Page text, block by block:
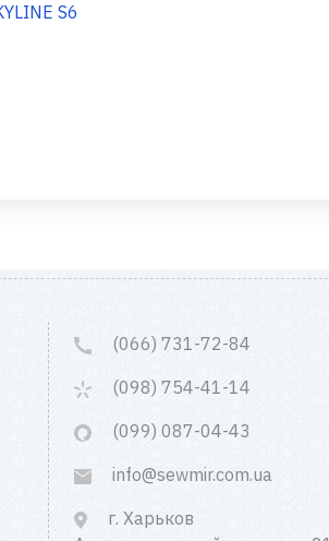
SKYLINE S6
(066) 731-72-84
(098) 754-41-14
(099) 087-04-43
info@sewmir.com.ua
г. Харьков